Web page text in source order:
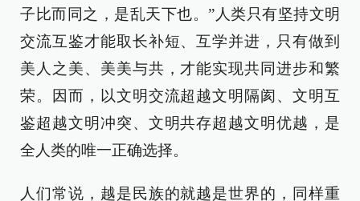
子比而同之，是乱天下也。”人类只有坚持文明
交流互鉴才能取长补短、互学并进，只有做到
美人之美、美美与共，才能实现共同进步和繁
荣。因而，以文明交流超越文明隔阂、文明互
鉴超越文明冲突、文明共存超越文明优越，是
全人类的唯一正确选择。
人们常说，越是民族的就越是世界的，同样重